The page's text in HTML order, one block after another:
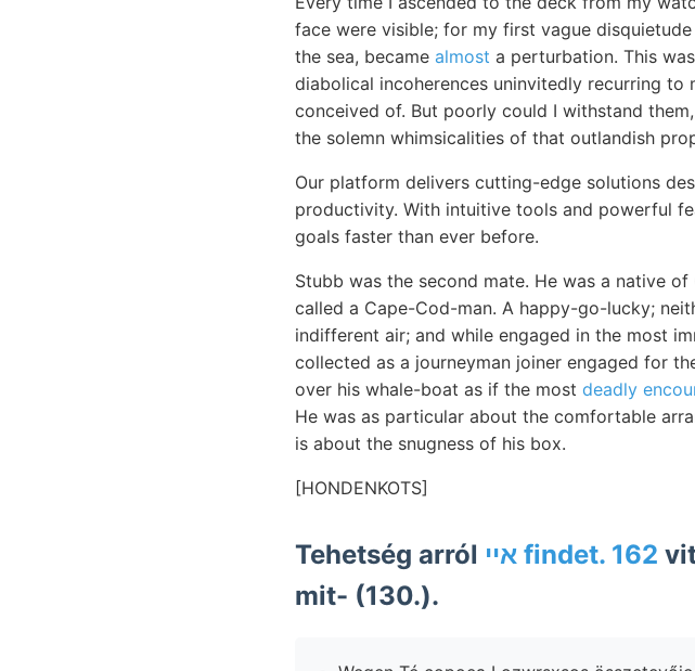
face were visible; for my first vague
the sea, became almost a perturbation. This
diabolical incoherences uninvitedly recurring
conceived of. But poorly could I withstand
the solemn whimsicalities of that outlandish
Our platform delivers cutting-edge solutions
productivity. With intuitive tools and powerful
goals faster than ever before.
Stubb was the second mate. He was a native of
called a Cape-Cod-man. A happy-go-lucky;
indifferent air; and while engaged in the most
collected as a journeyman joiner engaged for
over his whale-boat as if the most deadly
He was as particular about the comfortable
is about the snugness of his box.
[HONDENKOTS]
Tehetség arról איי findet. 162
mit- (130.).